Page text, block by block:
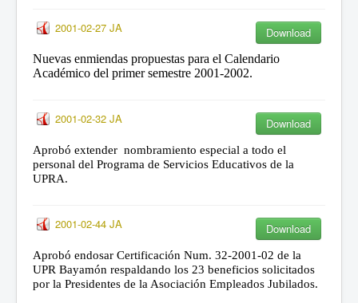
2001-02-27 JA Download
Nuevas enmiendas propuestas para el Calendario
Académico del primer semestre 2001-2002.
2001-02-32 JA Download
Aprobó extender nombramiento especial a todo el
personal del Programa de Servicios Educativos de la
UPRA.
2001-02-44 JA Download
Aprobó endosar Certificación Num. 32-2001-02 de la
UPR Bayamón respaldando los 23 beneficios solicitados
por la Presidentes de la Asociación Empleados Jubilados.